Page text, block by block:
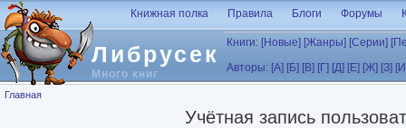
Перейти к основному содержанию
Либрусек
Много книг
Книжная полка Правила Блоги Форумы
Книги: [Новые] [Жанры] [Серии]
Авторы: [А] [Б] [В] [Г] [Д] [Е] [Ж] [З]
Вы здесь
Главная
Учётная запись